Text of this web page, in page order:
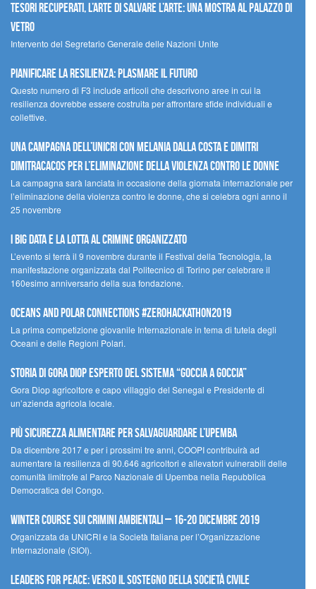
Tesori recuperati, l’arte di salvare l’arte: una mostra al Palazzo di
Vetro
Intervento del Segretario Generale delle Nazioni Unite
Pianificare la resilienza: plasmare il futuro
Questo numero di F3 include articoli che descrivono aree in cui la
resilienza dovrebbe essere costruita per affrontare sfide individuali e
collettive.
Una campagna dell’UNICRI con Melania Dalla Costa e Dimitri
Dimitracacos per l’eliminazione della violenza contro le donne
La campagna sarà lanciata in occasione della giornata internazionale per
l’eliminazione della violenza contro le donne, che si celebra ogni anno il
25 novembre
I Big Data e la lotta al crimine organizzato
L’evento si terrà il 9 novembre durante il Festival della Tecnologia, la
manifestazione organizzata dal Politecnico di Torino per celebrare il
160esimo anniversario della sua fondazione.
Oceans and Polar Connections #ZEROHackathon2019
La prima competizione giovanile Internazionale in tema di tutela degli
Oceani e delle Regioni Polari.
STORIA DI GORA DIOP ESPERTO DEL SISTEMA “GOCCIA A GOCCIA”
Gora Diop agricoltore e capo villaggio del Senegal e Presidente di
un’azienda agricola locale.
Più sicurezza alimentare per salvaguardare l’Upemba
Da dicembre 2017 e per i prossimi tre anni, COOPI contribuirà ad
aumentare la resilienza di 90.646 agricoltori e allevatori vulnerabili delle
comunità limitrofe al Parco Nazionale di Upemba nella Repubblica
Democratica del Congo.
Winter Course sui Crimini Ambientali – 16-20 Dicembre 2019
Organizzata da UNICRI e la Società Italiana per l’Organizzazione
Internazionale (SIOI).
Leaders for peace: verso il sostegno della società civile